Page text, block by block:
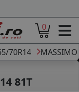
0
70R14 MASSIMO
81T